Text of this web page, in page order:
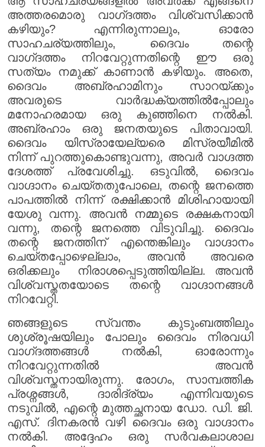
അത്തരമൊരു വാഗ്‌ദത്തം വിശ്വസിക്കാൻ
കഴിയും? എന്നിരുന്നാലും, ഓരോ
സാഹചര്യത്തിലും, ദൈവം തന്റെ
വാഗ്‌ദത്തം നിറവേറ്റുന്നതിന്റെ ഈ ഒരു
സത്യം നമുക്ക് കാണാൻ കഴിയും. അതെ,
ദൈവം അബ്രഹാമിനും സാറയ്ക്കും
അവരുടെ വാർദ്ധക്യത്തിൽപ്പോലും
മനോഹരമായ ഒരു കുഞ്ഞിനെ നൽകി.
അബ്രഹാം ഒരു ജനതയുടെ പിതാവായി.
ദൈവം യിസ്രായേല്യരെ മിസ്രയീമിൽ
നിന്ന് പുറത്തുകൊണ്ടുവന്നു, അവർ വാഗ്ദത്ത
ദേശത്ത് പ്രവേശിച്ചു. ഒടുവിൽ, ദൈവം
വാഗ്ദാനം ചെയ്തതുപോലെ, തന്റെ ജനത്തെ
പാപത്തിൽ നിന്ന് രക്ഷിക്കാൻ മിശിഹായായി
യേശു വന്നു. അവൻ നമ്മുടെ രക്ഷകനായി
വന്നു, തന്റെ ജനത്തെ വിടുവിച്ചു. ദൈവം
തന്റെ ജനത്തിന് എന്തെങ്കിലും വാഗ്ദാനം
ചെയ്തപ്പോഴെല്ലാം, അവൻ അവരെ
ഒരിക്കലും നിരാശപ്പെടുത്തിയില്ല. അവൻ
വിശ്വസ്തതയോടെ തന്റെ വാഗ്ദാനങ്ങൾ
നിറവേറ്റി.
ഞങ്ങളുടെ സ്വന്തം കുടുംബത്തിലും
ശുശ്രൂഷയിലും പോലും ദൈവം നിരവധി
വാഗ്‌ദത്തങ്ങൾ നൽകി, ഓരോന്നും
നിറവേറ്റുന്നതിൽ അവൻ
വിശ്വസ്തനായിരുന്നു. രോഗം, സാമ്പത്തിക
പ്രശ്നങ്ങൾ, ദാരിദ്ര്യം എന്നിവയുടെ
നടുവിൽ, എന്റെ മുത്തച്ഛനായ ഡോ. ഡി. ജി.
എസ്. ദിനകരൻ വഴി ദൈവം ഒരു വാഗ്ദാനം
നൽകി. അദ്ദേഹം ഒരു സർവകലാശാല